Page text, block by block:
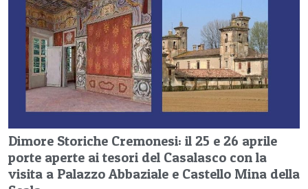
Dimore Storiche Cremonesi: il 25 e 26 aprile
porte aperte ai tesori del Casalasco con la
visita a Palazzo Abbaziale e Castello Mina della